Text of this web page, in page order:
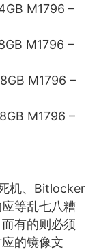
M1796 –
M1796 –
M1796 –
M1796 –
机、Bitlocker
等乱七八糟
有的则必须
的镜像文